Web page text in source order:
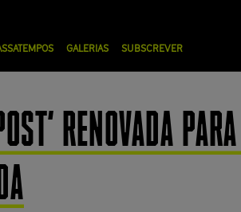
GALERIAS SUBSCREVER
RENOVADA